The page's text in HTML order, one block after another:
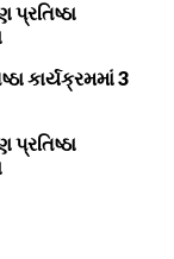
પ્રતિષ્ઠા
કાર્યક્રમમાં 3
પ્રતિષ્ઠા